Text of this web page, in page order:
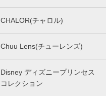
CHALOR(チャロル)
Chuu Lens(チューレンズ)
Disney ディズニープリンセス
コレクション